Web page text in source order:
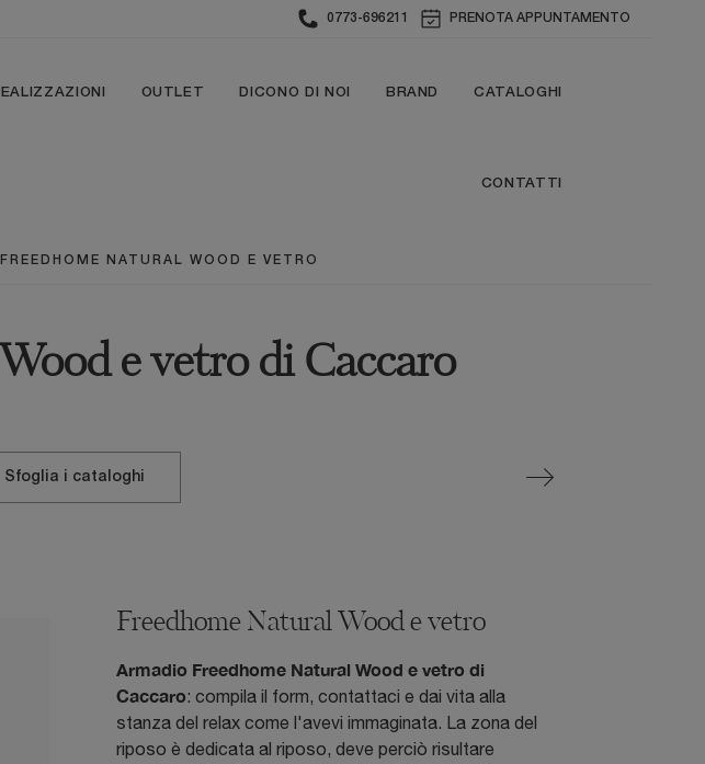
0773-696211 PRENOTA APPUNTAMENTO
OUTLET DICONO DI NOI BRAND CATALOGHI
CONTATTI
FREEDHOME NATURAL WOOD E VETRO
e vetro di Caccaro
Sfoglia i cataloghi
Freedhome Natural Wood e vetro
Armadio Freedhome Natural Wood e vetro di
Caccaro: compila il form, contattaci e dai vita alla
stanza del relax come l'avevi immaginata. La zona del
riposo è dedicata al riposo, deve perciò risultare